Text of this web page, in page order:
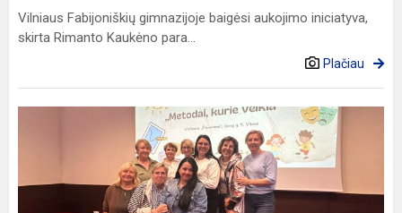
Vilniaus Fabijoniškių gimnazijoje baigėsi aukojimo iniciatyva,
skirta Rimanto Kaukėno para...
Plačiau